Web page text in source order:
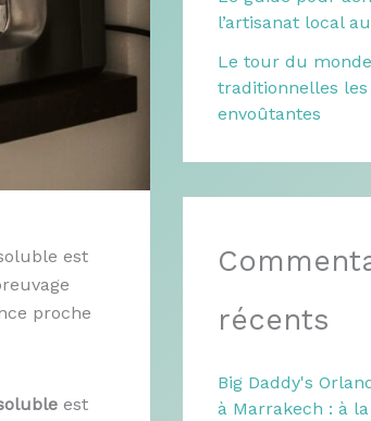
est
proche
est
l’artisanat local
Le tour du
traditionnelles
envoûtantes
récents
Big Daddy's
à Marrakech : à